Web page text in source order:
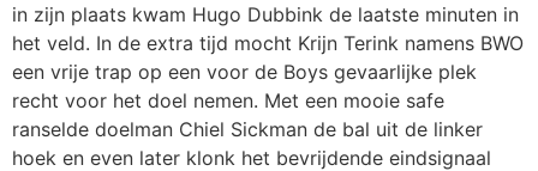
in zijn plaats kwam Hugo Dubbink de laatste minuten in
het veld. In de extra tijd mocht Krijn Terink namens BWO
een vrije trap op een voor de Boys gevaarlijke plek
recht voor het doel nemen. Met een mooie safe
ranselde doelman Chiel Sickman de bal uit de linker
hoek en even later klonk het bevrijdende eindsignaal